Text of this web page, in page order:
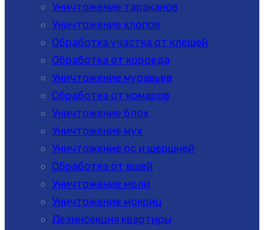
Уничтожение тараканов
Уничтожение клопов
Обработка участка от клещей
Обработка от короеда
Уничтожение муравьев
Обработка от комаров
Уничтожение блох
Уничтожение мух
Уничтожение ос и шершней
Обработка от вшей
Уничтожение моли
Уничтожение мокриц
Дезинсекция квартиры